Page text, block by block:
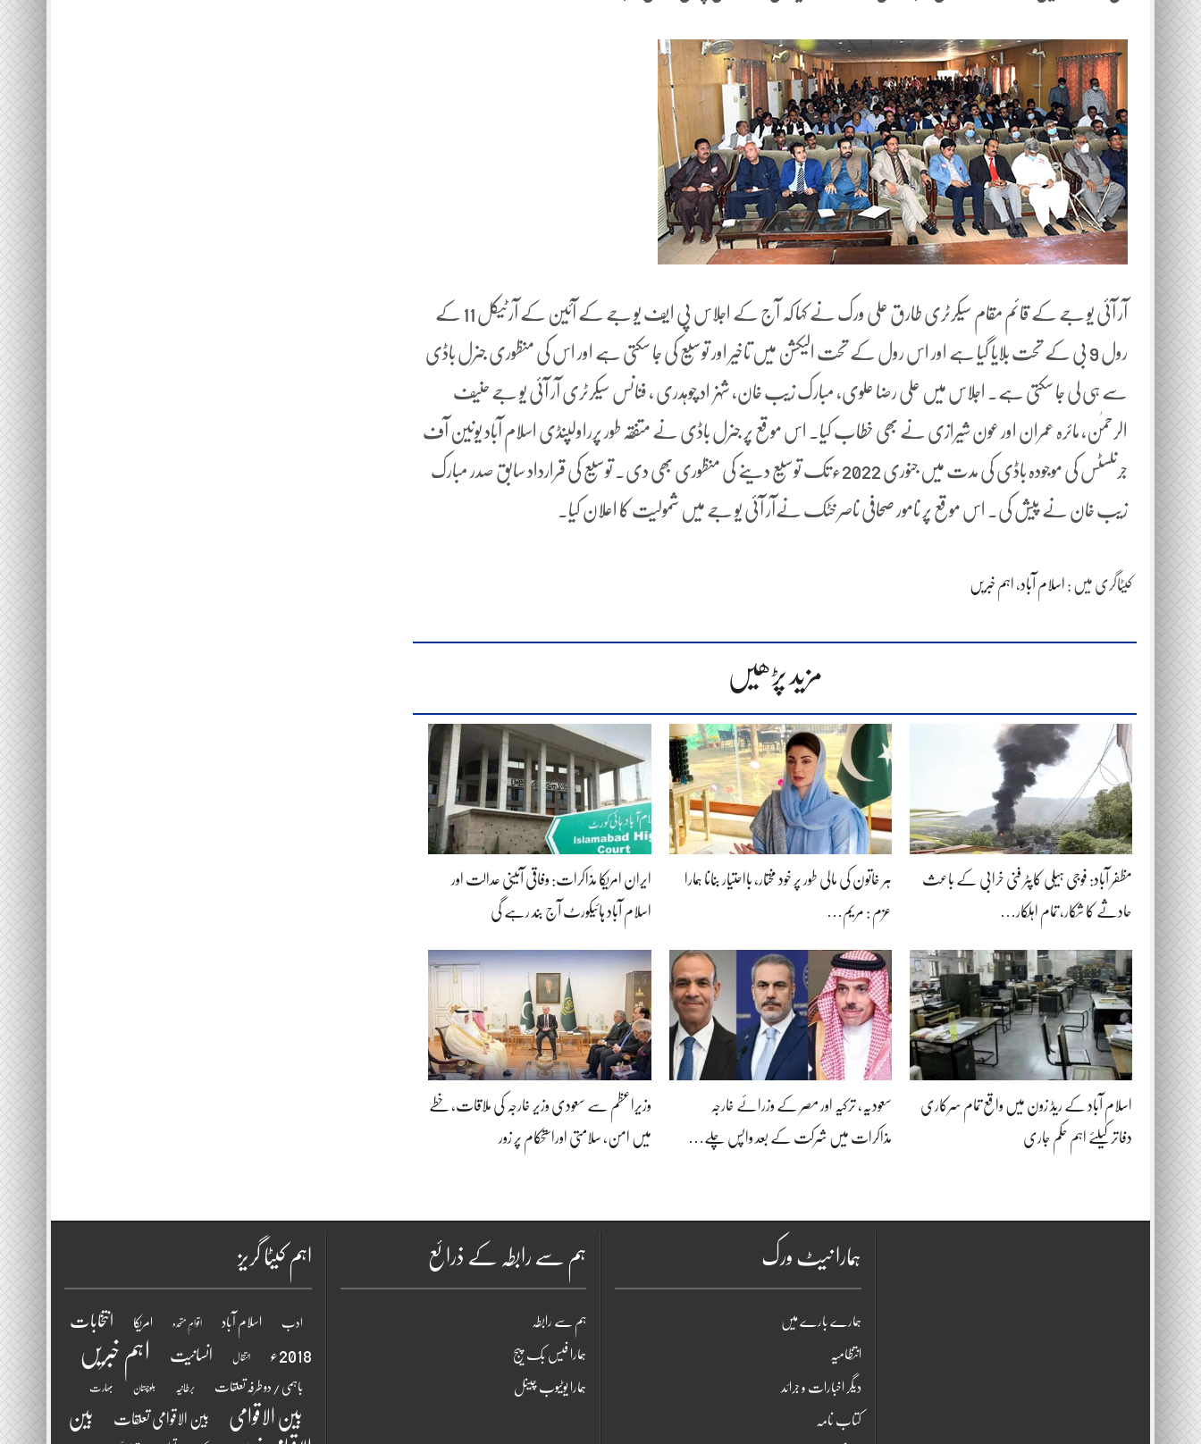
آر آئی یو جے کے قائم مقام سیکرٹری طارق علی ورک نے کہا کہ آج کے اجلاس پی ایف یو جے کے آئین کے آرٹیکل 11 کے
رول 9 بی کے تحت بلایا گیا ہے اور اس رول کے تحت الیکشن میں تاخیر اور توسیع کی جا سکتی ہے اور اس کی منظوری جنرل باڈی
سے ہی لی جا سکتی ہے. اجلاس میں علی رضا علوی، مبارک زیب خان، شہزاد چوہدری ، فنانس سیکرٹری آر آئی یو جے حنیف
الرحمٰن، مائرہ عمران اور عون شیرازی نے بھی خطاب کیا۔ اس موقع پر جنرل باڈی نے متفقہ طور پرراولپنڈی اسلام آباد یونین آف
جرنلسٹس کی موجودہ باڈی کی مدت میں جنوری 2022ء تک توسیع دینے کی منظوری بھی دی. توسیع کی قرارداد سابق صدر مبارک
زیب خان نے پیش کی. اس موقع پر نامور صحافی ناصر خٹک نےآر آئی یو جے میں شمولیت کا اعلان کیا۔
کیٹاگری میں : اسلام آباد، اہم خبریں
مزید پڑھیں
مظفر آباد: فوجی ہیلی کاپٹر فنی خرابی کے باعث
حادثے کا شکار، تمام اہلکار…
ہر خاتون کی مالی طور پر خود مختار، بااحتیار بنانا ہمارا
عزم : مریم…
ایران امریکا مذاکرات: وفاقی آئینی عدالت اور
اسلام آباد ہائیکورٹ آج بند رہے گی
اسلام آباد کے ریڈ زون میں واقع تمام سرکاری
دفاتر کیلئے اہم حکم جاری
سعودیہ، ترکیہ اور مصر کے وزرائے خارجہ
مذاکرات میں شرکت کے بعد واپس چلے…
وزیراعظم سے سعودی وزیر خارجہ کی ملاقات، خطے
میں امن، سلامتی اوراستحکام پر زور
اہم کیٹا گریز
ادب اسلام آباد اقوامِ متحدہ امریکا انتخابات
2018ء انتقال انسانیت اہم خبریں
باہمی / دو طرفہ تعلقات برطانیہ بلوچستان بھارت
بین الاقوامی بین الاقوامی تعلقات
بین
ہم سے رابطہ کے ذرائع
ہم سے رابطہ
ہمارا فیس بک پیج
ہمارا یوٹیوب چینل
ہمارا نیٹ ورک
ہمارے بارے میں
انتظامیہ
دیگر اخبارات و جرائد
کتاب نامہ